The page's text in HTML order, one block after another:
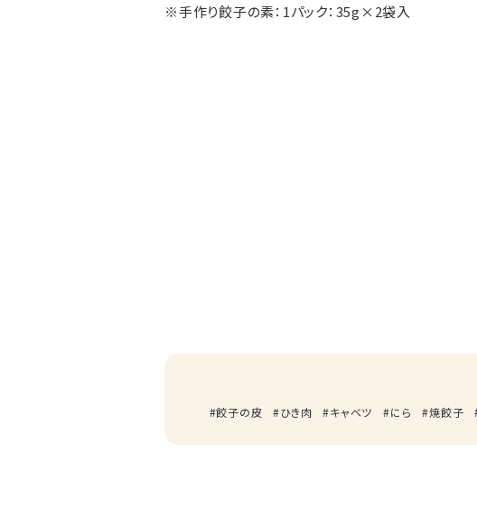
※手作り餃子の素：1パック：35g×2袋入
餃子の皮 ひき肉 キャベツ にら 焼餃子